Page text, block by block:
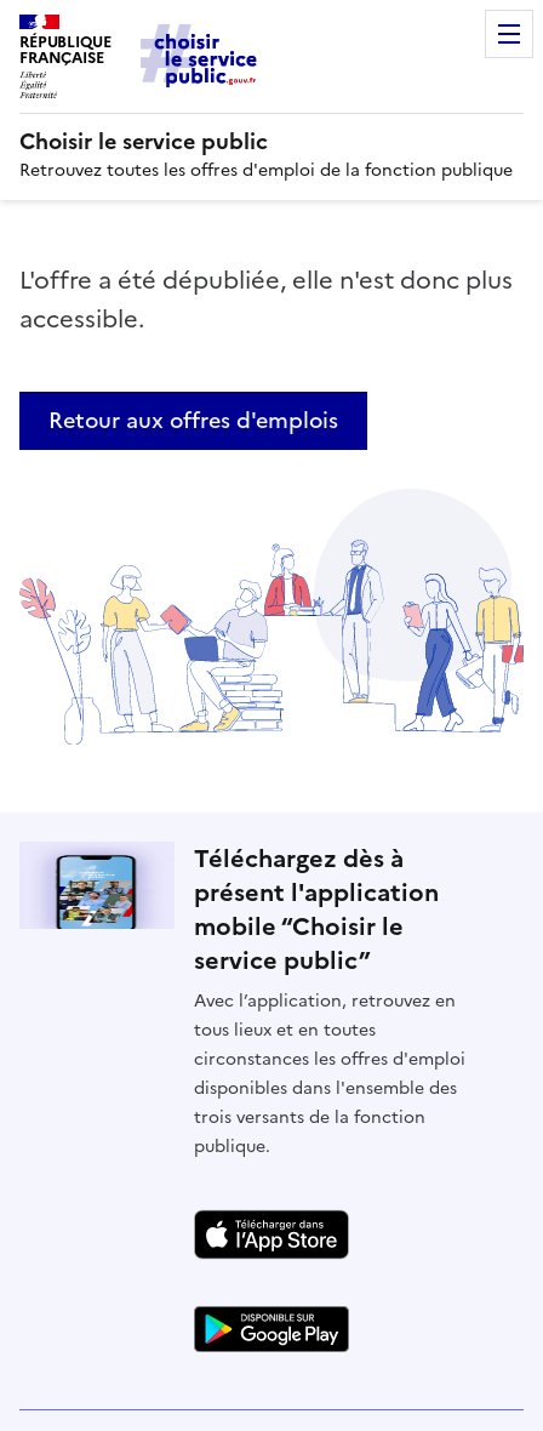
RÉPUBLIQUE
FRANÇAISE
Choisir le service public
Retrouvez toutes les offres d'emploi de la fonction publique
L'offre a été dépubliée, elle n'est donc plus
accessible.
Retour aux offres d'emplois
Téléchargez dès à
présent l'application
mobile “Choisir le
service public”
Avec l’application, retrouvez en
tous lieux et en toutes
circonstances les offres d'emploi
disponibles dans l'ensemble des
trois versants de la fonction
publique.